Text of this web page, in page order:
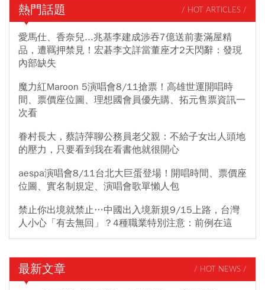
熱門話題 / HOT ARTICLES /
愛馬仕、香奈兒...兆基李建成涉吞7億送前妻滿屋精
品，遭羈押禁見！宏碁李文詳當董座才2天閃辭：發現
內部缺失
魔力紅Maroon 5演唱會8/11搶票！高雄世運開唱時
間、票價座位圖、理想國會員優先購、拓元售票資訊一
次看
眷村長大，蔡詩萍聊公務員老父親：不給子女出人頭地
的壓力，只要看到我在看書他就很開心
aespa演唱會8/11台北大巨蛋登場！開唱時間、票價座
位圖、實名制規定、演唱會歌單懶人包
禁止你出境就禁止…中國出入境新規9/15上路，台灣
人小心「有去無回」？4種職業特別注意：前例在這
最新文章 / HOT NEWS /